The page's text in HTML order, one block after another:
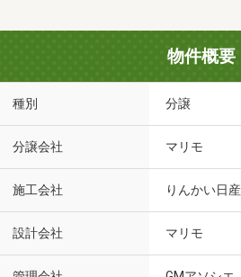
物件概要
種別 分譲
分譲会社 マリモ
施工会社 りんかい日
設計会社 マリモ